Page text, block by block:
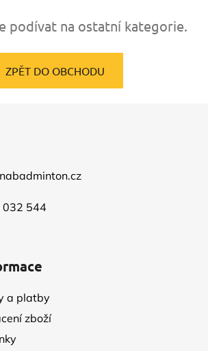
podívat na ostatní kategorie.
ZPĚT DO OBCHODU
544
a platby
zboží